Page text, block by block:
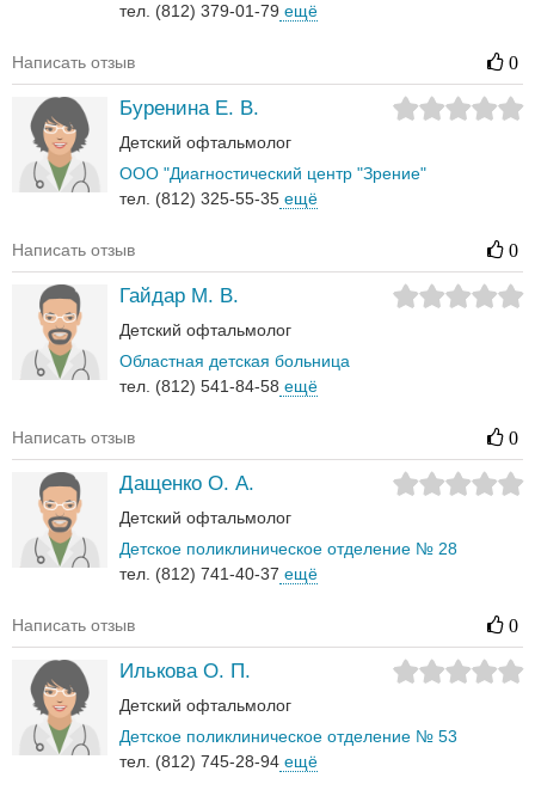
тел. (812) 379-01-79 ещё
Написать отзыв 0
Буренина Е. В.
Детский офтальмолог
ООО "Диагностический центр "Зрение"
тел. (812) 325-55-35 ещё
Написать отзыв 0
Гайдар М. В.
Детский офтальмолог
Областная детская больница
тел. (812) 541-84-58 ещё
Написать отзыв 0
Дащенко О. А.
Детский офтальмолог
Детское поликлиническое отделение № 28
тел. (812) 741-40-37 ещё
Написать отзыв 0
Илькова О. П.
Детский офтальмолог
Детское поликлиническое отделение № 53
тел. (812) 745-28-94 ещё